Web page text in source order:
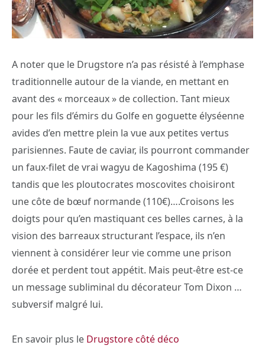
A noter que le Drugstore n’a pas résisté à l’emphase
traditionnelle autour de la viande, en mettant en
avant des « morceaux » de collection. Tant mieux
pour les fils d’émirs du Golfe en goguette élyséenne
avides d’en mettre plein la vue aux petites vertus
parisiennes. Faute de caviar, ils pourront commander
un faux-filet de vrai wagyu de Kagoshima (195 €)
tandis que les ploutocrates moscovites choisiront
une côte de bœuf normande (110€)….Croisons les
doigts pour qu’en mastiquant ces belles carnes, à la
vision des barreaux structurant l’espace, ils n’en
viennent à considérer leur vie comme une prison
dorée et perdent tout appétit. Mais peut-être est-ce
un message subliminal du décorateur Tom Dixon …
subversif malgré lui.
En savoir plus le Drugstore côté déco